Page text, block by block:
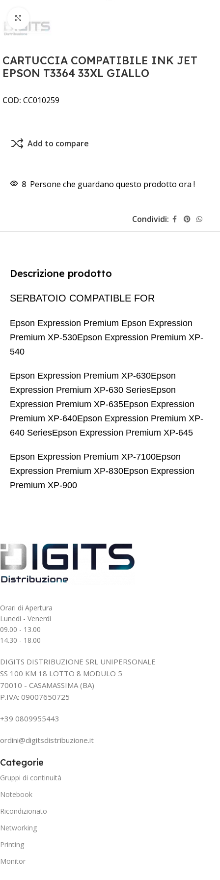
CARTUCCIA COMPATIBILE INK JET
EPSON T3364 33XL GIALLO
COD: CC010259
Add to compare
8 Persone che guardano questo prodotto ora !
Condividi:
Descrizione prodotto
SERBATOIO COMPATIBLE FOR
Epson Expression Premium Epson Expression
Premium XP-530Epson Expression Premium XP-
540
Epson Expression Premium XP-630Epson
Expression Premium XP-630 SeriesEpson
Expression Premium XP-635Epson Expression
Premium XP-640Epson Expression Premium XP-
640 SeriesEpson Expression Premium XP-645
Epson Expression Premium XP-7100Epson
Expression Premium XP-830Epson Expression
Premium XP-900
Orari di Apertura
Lunedì - Venerdì
09.00 - 13.00
14.30 - 18.00
DIGITS DISTRIBUZIONE SRL UNIPERSONALE
SS 100 KM 18 LOTTO 8 MODULO 5
70010 - CASAMASSIMA (BA)
P.IVA: 09007650725
+39 0809955443
ordini@digitsdistribuzione.it
Categorie
Gruppi di continuità
Notebook
Ricondizionato
Networking
Printing
Monitor